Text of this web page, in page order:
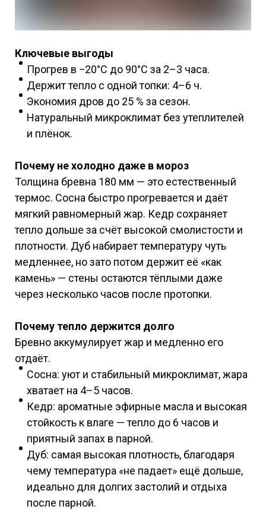
Ключевые выгоды
Прогрев в −20°C до 90°C за 2–3 часа.
Держит тепло с одной топки: 4–6 ч.
Экономия дров до 25 % за сезон.
Натуральный микроклимат без утеплителей
и плёнок.
Почему не холодно даже в мороз
Толщина бревна 180 мм — это естественный
термос. Сосна быстро прогревается и даёт
мягкий равномерный жар. Кедр сохраняет
тепло дольше за счёт высокой смолистости и
плотности. Дуб набирает температуру чуть
медленнее, но зато потом держит её «как
камень» — стены остаются тёплыми даже
через несколько часов после протопки.
Почему тепло держится долго
Бревно аккумулирует жар и медленно его
отдаёт.
Сосна: уют и стабильный микроклимат, жара
хватает на 4–5 часов.
Кедр: ароматные эфирные масла и высокая
стойкость к влаге — тепло до 6 часов и
приятный запах в парной.
Дуб: самая высокая плотность, благодаря
чему температура «не падает» ещё дольше,
идеально для долгих застолий и отдыха
после парной.